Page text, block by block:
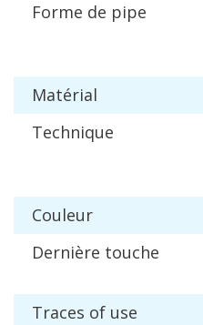
Forme de pipe
Matérial
Technique
Couleur
Dernière touche
Traces of use